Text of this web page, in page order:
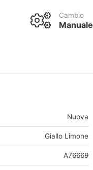
Cambio
Manuale
Nuova
Giallo Limone
A76669